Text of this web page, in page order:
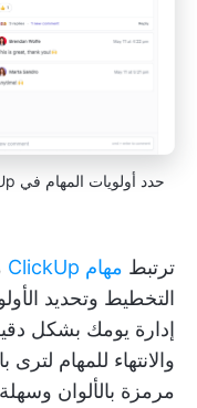
حدد أولويات المهام في ClickUp لتبقي فريقك مركزًا على ما هو أهم
ترتبط مهام ClickUp
التخطيط وتحديد
إدارة يومك بشكل
والانتهاء للمهام
مرمزة بالألوان